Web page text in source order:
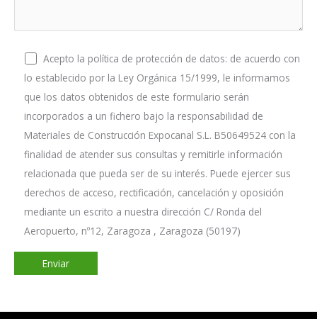
Acepto la política de protección de datos: de acuerdo con
lo establecido por la Ley Orgánica 15/1999, le informamos
que los datos obtenidos de este formulario serán
incorporados a un fichero bajo la responsabilidad de
Materiales de Construcción Expocanal S.L. B50649524 con la
finalidad de atender sus consultas y remitirle información
relacionada que pueda ser de su interés. Puede ejercer sus
derechos de acceso, rectificación, cancelación y oposición
mediante un escrito a nuestra dirección C/ Ronda del
Aeropuerto, nº12, Zaragoza , Zaragoza (50197)